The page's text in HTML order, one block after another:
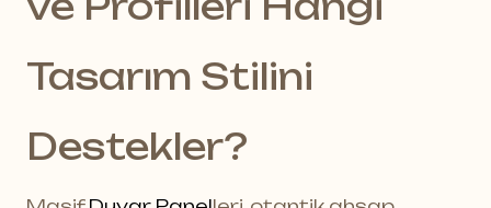
Tasarım Stilini
Destekler?